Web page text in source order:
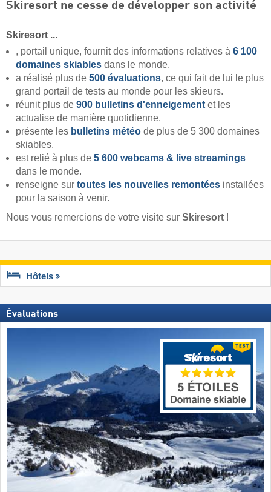
Skiresort ne cesse de développer son activité
Skiresort ...
, portail unique, fournit des informations relatives à 6 100
domaines skiables dans le monde.
a réalisé plus de 500 évaluations, ce qui fait de lui le plus
grand portail de tests au monde pour les skieurs.
réunit plus de 900 bulletins d'enneigement et les
actualise de manière quotidienne.
présente les bulletins météo de plus de 5 300 domaines
skiables.
est relié à plus de 5 600 webcams & live streamings
dans le monde.
renseigne sur toutes les nouvelles remontées installées
pour la saison à venir.
Nous vous remercions de votre visite sur Skiresort !
Hôtels
Évaluations